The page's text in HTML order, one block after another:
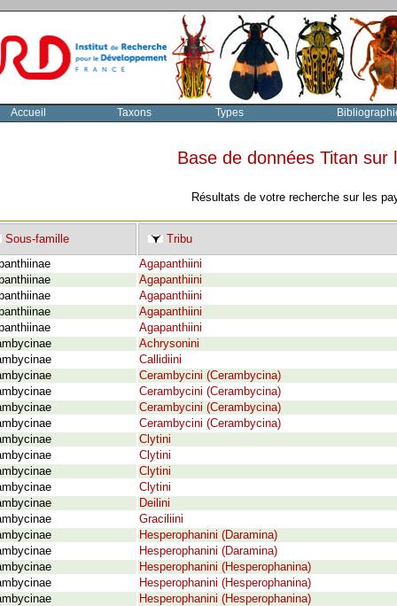
Accueil Taxons Types
Base de données Titan
Résultats de votre recherche sur les
Sous-famille
Tribu
Agapanthiini
Agapanthiini
Agapanthiini
Agapanthiini
Agapanthiini
Achrysonini
Callidiini
Cerambycini (Cerambycina)
Cerambycini (Cerambycina)
Cerambycini (Cerambycina)
Cerambycini (Cerambycina)
Clytini
Clytini
Clytini
Clytini
Deilini
Graciliini
Hesperophanini (Daramina)
Hesperophanini (Daramina)
Hesperophanini (Hesperophanina)
Hesperophanini (Hesperophanina)
Hesperophanini (Hesperophanina)